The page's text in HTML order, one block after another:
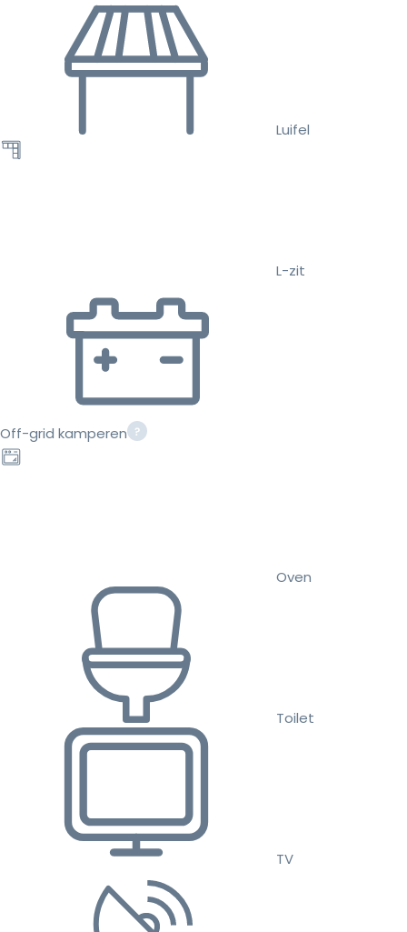
Luifel
L-zit
Off-grid kamperen
Oven
Toilet
TV